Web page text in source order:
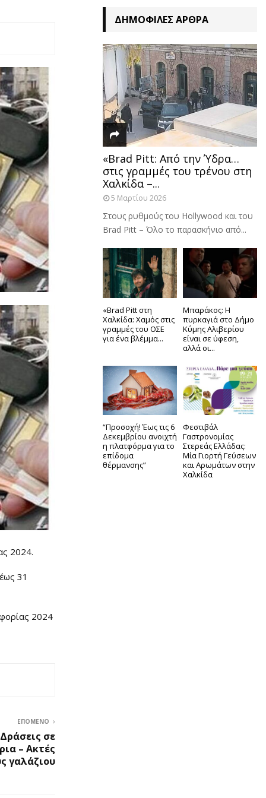
2024.
31
2024
ΕΠΌΜΕΝΟ
σε
– Ακτές
γαλάζιου
ΔΗΜΟΦΙΛΈΣ ΆΡΘΡΑ
«Brad Pitt: Από την Ύδρα…
στις γραμμές του τρένου στη
Χαλκίδα –...
5 Μαρτίου 2026
Στους ρυθμούς του Hollywood και του
Brad Pitt – Όλο το παρασκήνιο από...
«Brad Pitt στη
Χαλκίδα: Χαμός στις
γραμμές του ΟΣΕ
για ένα βλέμμα...
Μπαράκος: Η
πυρκαγιά στο Δήμο
Κύμης Αλιβερίου
είναι σε ύφεση,
αλλά οι...
“Προσοχή! Έως τις 6
Δεκεμβρίου ανοιχτή
η πλατφόρμα για το
επίδομα
θέρμανσης”
Φεστιβάλ
Γαστρονομίας
Στερεάς Ελλάδας:
Μία Γιορτή Γεύσεων
και Αρωμάτων στην
Χαλκίδα